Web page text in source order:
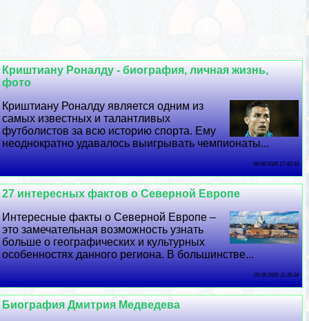
Криштиану Роналду - биография, личная жизнь,
фото
Криштиану Роналду является одним из
самых известных и талантливых
футболистов за всю историю спорта. Ему
неоднократно удавалось выигрывать чемпионаты...
06 08 2026 17:42:33
27 интересных фактов о Северной Европе
Интересные факты о Северной Европе –
это замечательная возможность узнать
больше о географических и культурных
особенностях данного региона. В большинстве...
05 08 2026 11:35:34
Биография Дмитрия Медведева